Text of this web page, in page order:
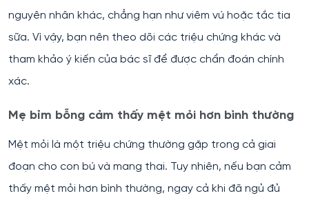
nguyên nhân khác, chẳng hạn như viêm vú hoặc tắc tia
sữa. Vì vậy, bạn nên theo dõi các triệu chứng khác và
tham khảo ý kiến của bác sĩ để được chẩn đoán chính
xác.
Mẹ bỉm bỗng cảm thấy mệt mỏi hơn bình thường
Mệt mỏi là một triệu chứng thường gặp trong cả giai
đoạn cho con bú và mang thai. Tuy nhiên, nếu bạn cảm
thấy mệt mỏi hơn bình thường, ngay cả khi đã ngủ đủ